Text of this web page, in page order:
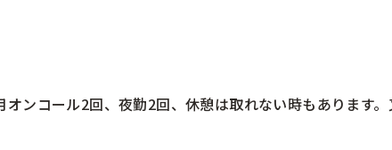
ンコール2回、夜勤2回、休憩は取れない時もあります。